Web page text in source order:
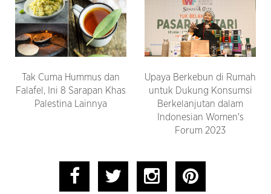
Tak Cuma Hummus dan
Falafel, Ini 8 Sarapan Khas
Palestina Lainnya
Upaya Berkebun di Rumah
untuk Dukung Konsumsi
Berkelanjutan dalam
Indonesian Women's
Forum 2023